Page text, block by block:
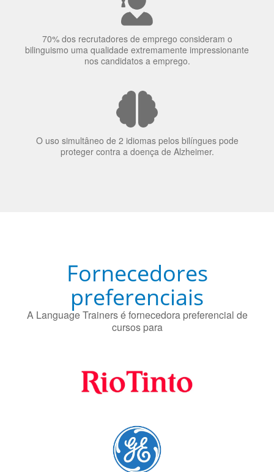
70% dos recrutadores de emprego consideram o
nos candidatos a emprego.
Fornecedores
preferenciais